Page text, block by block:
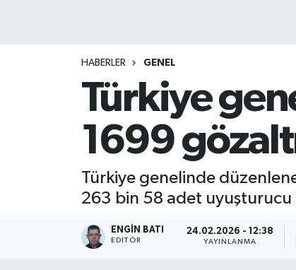
HABERLER GENEL
Türkiye
1699
Türkiye genelinde
263 bin 58 adet uyuşturucu
ENGIN BATI
EDITÖR
24.02.2026 - 12:38
YAYINLANMA